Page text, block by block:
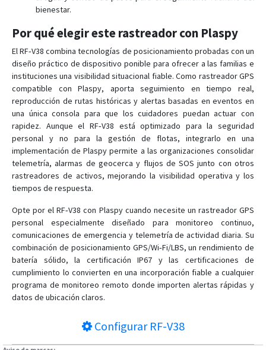
bienestar.
Por qué elegir este rastreador con Plaspy
El RF‑V38 combina tecnologías de posicionamiento probadas con un
diseño práctico de dispositivo ponible para ofrecer a las familias e
instituciones una visibilidad situacional fiable. Como rastreador GPS
compatible con Plaspy, aporta seguimiento en tiempo real,
reproducción de rutas históricas y alertas basadas en eventos en
una única consola para que los cuidadores puedan actuar con
rapidez. Aunque el RF‑V38 está optimizado para la seguridad
personal y no para la gestión de flotas, integrarlo en una
implementación de Plaspy permite a las organizaciones consolidar
telemetría, alarmas de geocerca y flujos de SOS junto con otros
rastreadores de activos, mejorando la visibilidad operativa y los
tiempos de respuesta.
Opte por el RF‑V38 con Plaspy cuando necesite un rastreador GPS
personal especialmente diseñado para monitoreo continuo,
comunicaciones de emergencia y telemetría de actividad diaria. Su
combinación de posicionamiento GPS/Wi‑Fi/LBS, un rendimiento de
batería sólido, la certificación IP67 y las certificaciones de
cumplimiento lo convierten en una incorporación fiable a cualquier
programa de monitoreo remoto donde importen alertas rápidas y
datos de ubicación claros.
ConfigurarRF-V38